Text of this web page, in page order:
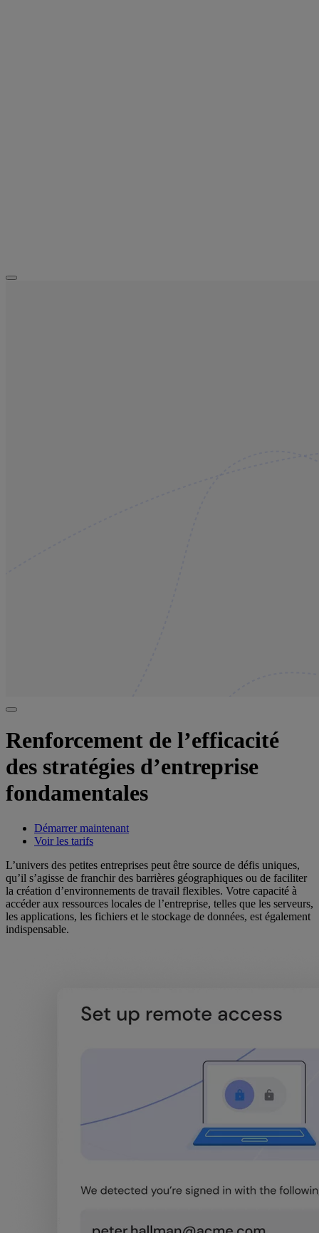
Renforcement de l’efficacité
des stratégies d’entreprise
fondamentales
Démarrer maintenant
Voir les tarifs
L’univers des petites entreprises peut être source de défis uniques,
qu’il s’agisse de franchir des barrières géographiques ou de faciliter
la création d’environnements de travail flexibles. Votre capacité à
accéder aux ressources locales de l’entreprise, telles que les serveurs,
les applications, les fichiers et le stockage de données, est également
indispensable.